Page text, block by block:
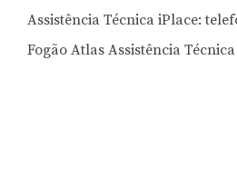
Assistência Técnica iPlace:
Fogão Atlas Assistência Técnica